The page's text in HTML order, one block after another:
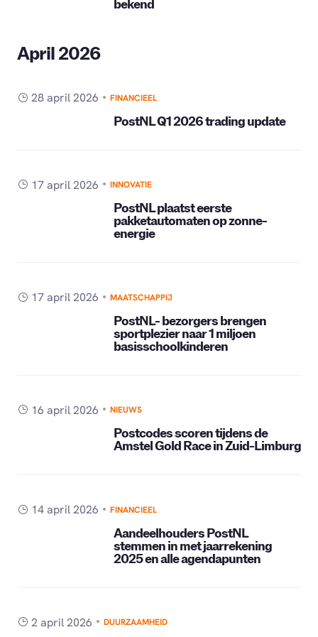
bekend
April 2026
28 april 2026 FINANCIEEL
PostNL Q1 2026 trading update
17 april 2026 INNOVATIE
PostNL plaatst eerste
pakketautomaten op zonne-
energie
17 april 2026 MAATSCHAPPIJ
PostNL- bezorgers brengen
sportplezier naar 1 miljoen
basisschoolkinderen
16 april 2026 NIEUWS
Postcodes scoren tijdens de
Amstel Gold Race in Zuid-Limburg
14 april 2026 FINANCIEEL
Aandeelhouders PostNL
stemmen in met jaarrekening
2025 en alle agendapunten
2 april 2026 DUURZAAMHEID